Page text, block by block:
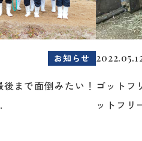
お知らせ
まで面倒みたい！ ゴットフ
ットフリ